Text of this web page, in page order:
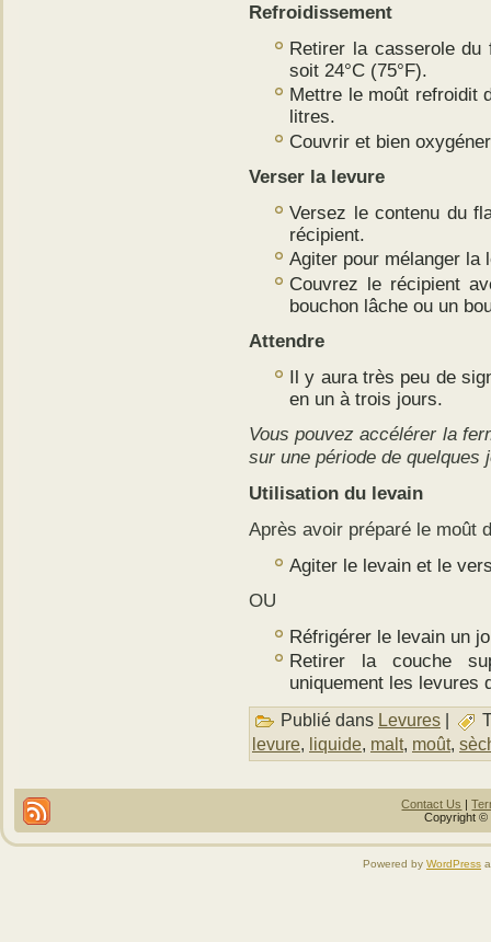
Refroidissement
Retirer la casserole du
soit 24°C (75°F).
Mettre le moût refroidit
litres.
Couvrir et bien
Verser la levure
Versez le contenu du
récipient.
Agiter pour mélanger la
Couvrez le récipient
bouchon lâche ou un
Attendre
Il y aura très peu de
en un à trois jours.
Vous pouvez accélérer la
sur une période de quelques
Utilisation du levain
Après avoir préparé le moût
Agiter le levain et le
OU
Réfrigérer le levain un
Retirer la couche
uniquement les levures
Publié dans Levures |
levure, liquide, malt, moût,
Contact Us |
Copyright ©
Powered by WordPress